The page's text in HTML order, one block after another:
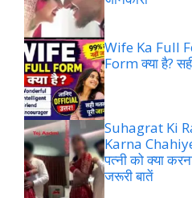
Wife Ka Full
Form क्या है?
Suhagrat Ki
Karna
पत्नी को क्या
जरूरी बातें